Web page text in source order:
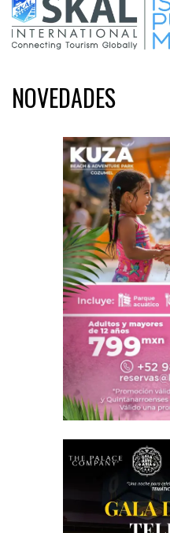
NOVEDADES